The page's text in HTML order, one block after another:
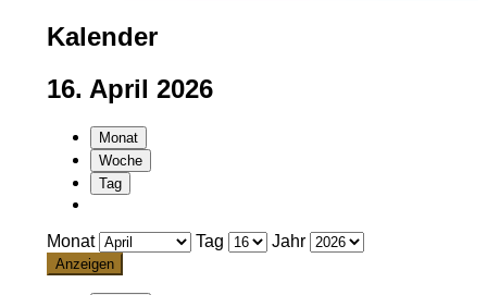
Kalender
16. April 2026
Monat
Woche
Tag
Monat Tag Jahr